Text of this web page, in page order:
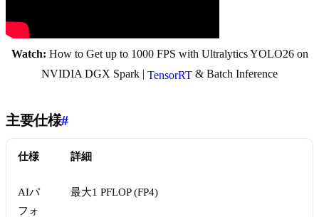
Watch: How to Get up to 1000 FPS with Ultralytics YOLO26 on
NVIDIA DGX Spark | TensorRT & Batch Inference
主要仕様#
仕様 詳細
AIパ
フォ
最大1 PFLOP (FP4)